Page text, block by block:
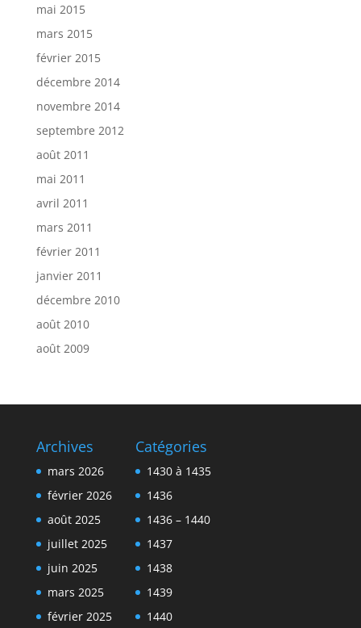
mai 2015
mars 2015
février 2015
décembre 2014
novembre 2014
septembre 2012
août 2011
mai 2011
avril 2011
mars 2011
février 2011
janvier 2011
décembre 2010
août 2010
août 2009
Archives
mars 2026
février 2026
août 2025
juillet 2025
juin 2025
mars 2025
février 2025
Catégories
1430 à 1435
1436
1436 – 1440
1437
1438
1439
1440